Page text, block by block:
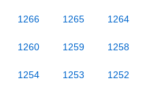
1266 1265 1264
1260 1259 1258
1254 1253 1252